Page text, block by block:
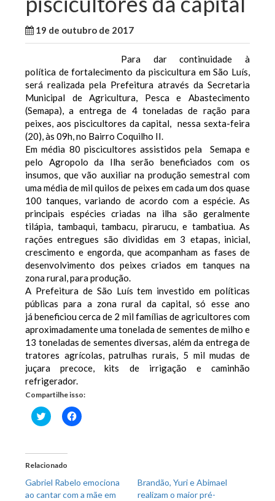
19 de outubro de 2017
Para dar continuidade à
política de fortalecimento da piscicultura em São Luís,
será realizada pela Prefeitura através da Secretaria
Municipal de Agricultura, Pesca e Abastecimento
(Semapa), a entrega de 4 toneladas de ração para
peixes, aos piscicultores da capital, nessa sexta-feira
(20), às 09h, no Bairro Coquilho II.
Em média 80 piscicultores assistidos pela Semapa e
pelo Agropolo da Ilha serão beneficiados com os
insumos, que vão auxiliar na produção semestral com
uma média de mil quilos de peixes em cada um dos quase
100 tanques, variando de acordo com a espécie. As
principais espécies criadas na ilha são geralmente
tilápia, tambaqui, tambacu, pirarucu, e tambatiua. As
rações entregues são divididas em 3 etapas, inicial,
crescimento e engorda, que acompanham as fases de
desenvolvimento dos peixes criados em tanques na
zona rural, para produção.
A Prefeitura de São Luís tem investido em políticas
públicas para a zona rural da capital, só esse ano
já beneficiou cerca de 2 mil famílias de agricultores com
aproximadamente uma tonelada de sementes de milho e
13 toneladas de sementes diversas, além da entrega de
tratores agrícolas, patrulhas rurais, 5 mil mudas de
juçara precoce, kits de irrigação e caminhão
refrigerador.
Compartilhe isso:
Clique
para
em
nova
janela)
Clique
para
Relacionado
Gabriel Rabelo emociona
ao cantar com a mãe em
Brandão, Yuri e Abimael
realizam o maior pré-